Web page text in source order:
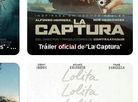
'Depredador: Tierras Salvajes' - Tráiler oficial subtitulado Tráiler oficial de 'La Captura'